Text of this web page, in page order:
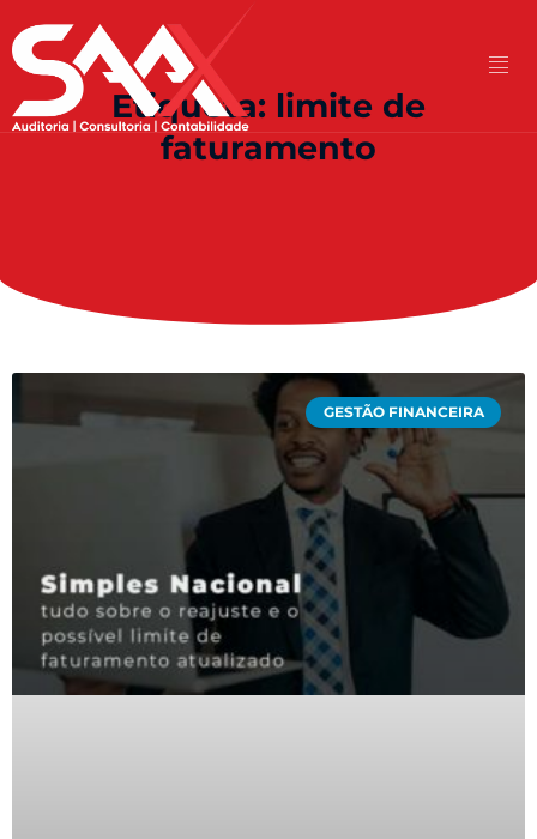
Etiqueta: limite de
faturamento
GESTÃO FINANCEIRA